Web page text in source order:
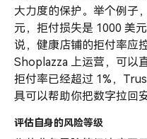
大力度的保护。举个例子
元，拒付损失是 1000 美
说，健康店铺的拒付率应
Shoplazza 上运营，可以
拒付率已经超过 1%，
具可以帮助你把数字拉回
评估自身的风险等级